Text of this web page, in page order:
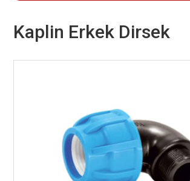
Kaplin Erkek Dirsek